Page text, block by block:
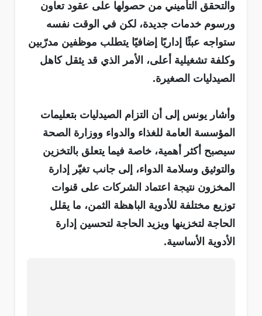
والتحقق التأميني من حصولها على عقود تعاون
ورسوم خدمات جديدة، لكن في الوقت نفسه
ستواجه عبئًا إداريًا إضافيًا يتطلب موظفين مدرّبين
وكلفة تشغيلية أعلى، الأمر الذي قد يثقل كاهل
الصيدليات الصغيرة.
وأشار يونس إلى أن التزام الصيدليات بتعليمات
المؤسسة العامة للغذاء والدواء ووزارة الصحة
سيصبح أكثر أهمية، خاصة فيما يتعلق بالتخزين
والتوثيق وسلامة الدواء، إلى جانب تغيّر إدارة
المخزون نتيجة اعتماد الشركات على قنوات
توزيع مختلفة للأدوية الباهظة الثمن، ما يقلل
الحاجة لتخزينها ويزيد الحاجة لتحسين إدارة
الأدوية الأساسية.